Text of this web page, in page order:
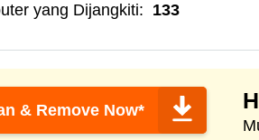
yang Dijangkiti: 133
& Remove Now*